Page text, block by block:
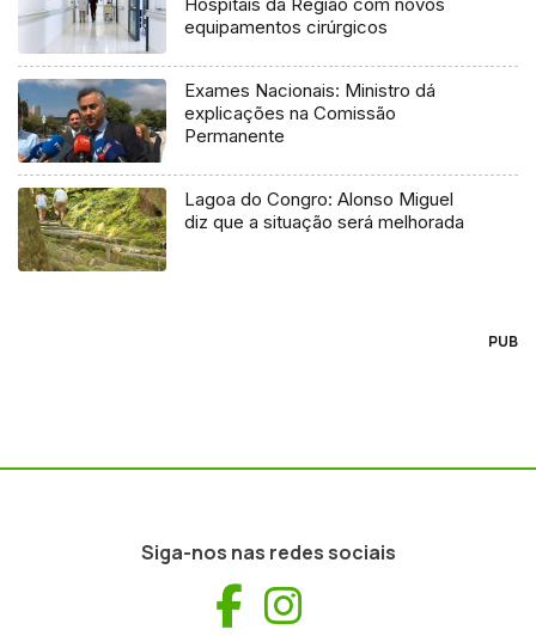
Hospitais da Região com novos
equipamentos cirúrgicos
Exames Nacionais: Ministro dá
explicações na Comissão
Permanente
Lagoa do Congro: Alonso Miguel
diz que a situação será melhorada
PUB
Siga-nos nas redes sociais
Facebook